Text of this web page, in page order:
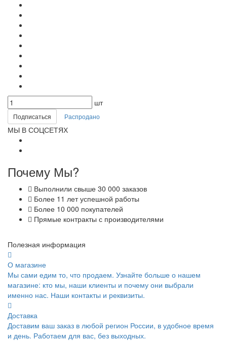
шт
Подписаться Распродано
МЫ В СОЦСЕТЯХ
Почему Мы?
Выполнили свыше 30 000 заказов
Более 11 лет успешной работы
Более 10 000 покупателей
Прямые контракты с производителями
Полезная информация
О магазине
Мы сами едим то, что продаем. Узнайте больше о нашем
магазине: кто мы, наши клиенты и почему они выбрали
именно нас. Наши контакты и реквизиты.
Доставка
Доставим ваш заказ в любой регион России, в удобное время
и день. Работаем для вас, без выходных.